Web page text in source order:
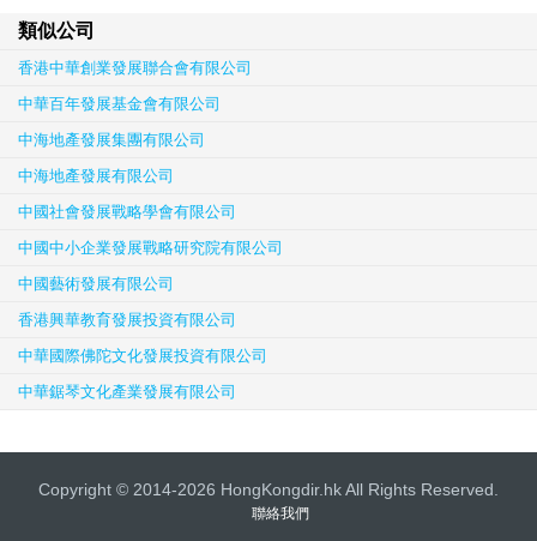
類似公司
香港中華創業發展聯合會有限公司
中華百年發展基金會有限公司
中海地產發展集團有限公司
中海地產發展有限公司
中國社會發展戰略學會有限公司
中國中小企業發展戰略研究院有限公司
中國藝術發展有限公司
香港興華教育發展投資有限公司
中華國際佛陀文化發展投資有限公司
中華鋸琴文化產業發展有限公司
Copyright © 2014-2026 HongKongdir.hk All Rights Reserved.
聯絡我們